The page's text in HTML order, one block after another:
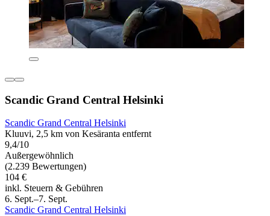
Scandic Grand Central Helsinki
Scandic Grand Central Helsinki
Kluuvi, 2,5 km von Kesäranta entfernt
9,4/10
Außergewöhnlich
(2.239 Bewertungen)
104 €
inkl. Steuern & Gebühren
6. Sept.–7. Sept.
Scandic Grand Central Helsinki